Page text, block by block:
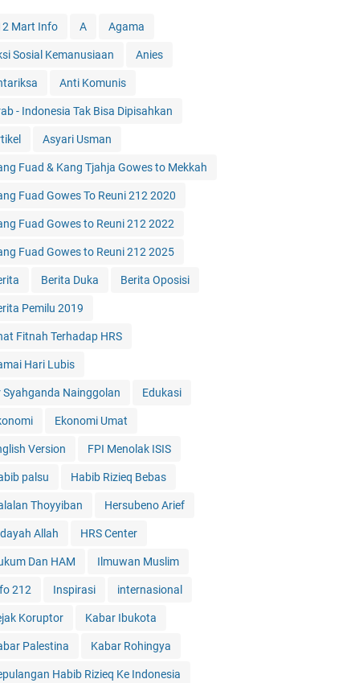
Mart Info A Agama
Sosial Kemanusiaan Anies
Anti Komunis
- Indonesia Tak Bisa Dipisahkan
Asyari Usman
Fuad & Kang Tjahja Gowes to Mekkah
Fuad Gowes To Reuni 212 2020
Fuad Gowes to Reuni 212 2022
Fuad Gowes to Reuni 212 2025
Berita Duka Berita Oposisi
Pemilu 2019
Fitnah Terhadap HRS
Hari Lubis
Syahganda Nainggolan Edukasi
Ekonomi Umat
Version FPI Menolak ISIS
palsu Habib Rizieq Bebas
Thoyyiban Hersubeno Arief
Allah HRS Center
Dan HAM Ilmuwan Muslim
212 Inspirasi internasional
Koruptor Kabar Ibukota
Palestina Kabar Rohingya
Habib Rizieq Ke Indonesia